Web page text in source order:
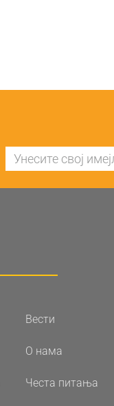
Вести
О нама
Честа питања